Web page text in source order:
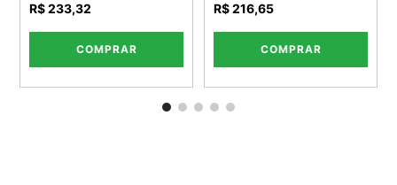
R$ 233,32
COMPRAR
R$ 216,65
COMPRAR